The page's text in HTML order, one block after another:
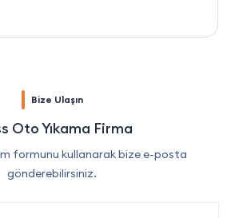
Bize Ulaşın
Oto Yıkama Firma
formunu kullanarak bize e-posta
gönderebilirsiniz.